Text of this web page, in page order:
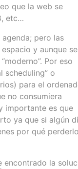
que la web se
etc…
pero las
y aunque
Por eso
scheduling” o
para el
no consumiera
importante es que
ya que si algún
por qué
encontrado la